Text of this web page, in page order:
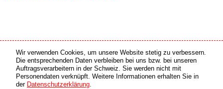
Medien Partner
copyright © 2026 by swiss made software gmbh, Switzerland - all rights reserved.
Online Partner
Wir verwenden Cookies, um unsere Website stetig zu verbessern.
Die entsprechenden Daten verbleiben bei uns bzw. bei unseren
Auftragsverarbeitern in der Schweiz. Sie werden nicht mit
Personendaten verknüpft. Weitere Informationen erhalten Sie in
der Datenschutzerklärung.